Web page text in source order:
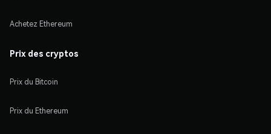
Achetez Ethereum
Prix des cryptos
Prix du Bitcoin
Prix du Ethereum